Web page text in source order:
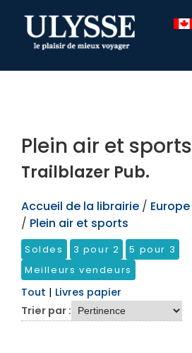
TEST
Plein air et sports
Trailblazer Pub.
Accueil de la librairie / Europe
/ Plein air et sports
Soldes 3 pour 2
5 pour 3
Meilleurs vendeurs
Tout | Livres papier
Trier par :